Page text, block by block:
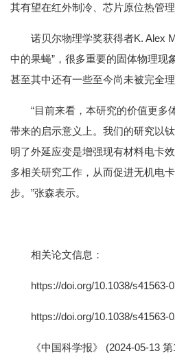
其有望在红外制冷、芯片原位热管
诺贝尔物理学奖获得者K. Alex
中的果蝇”，很多重要的固体物理现
甚至其中还有一些至今尚未被完全理
“目前来看，本研究的价值更多
带来的启示意义上。我们的研究以
明了外延应变是增强现有材料电卡
多相关研究工作，从而促进无机电
步。”张森表示。
相关论文信息：
https://doi.org/10.1038/s41563-
https://doi.org/10.1038/s41563-
《中国科学报》 (2024-05-13